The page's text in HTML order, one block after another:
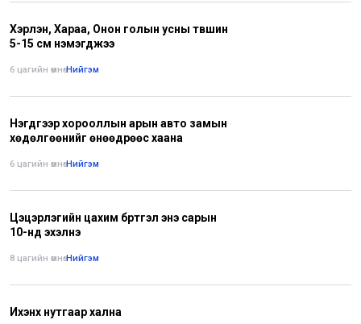
Хэрлэн, Хараа, Онон голын усны түвшин
5-15 см нэмэгджээ
6 цагийн өмнө•Нийгэм
Нэгдүгээр хорооллын арын авто замын
хөдөлгөөнийг өнөөдрөөс хаана
6 цагийн өмнө•Нийгэм
Цэцэрлэгийн цахим бүртгэл энэ сарын
10-нд эхэлнэ
8 цагийн өмнө•Нийгэм
Ихэнх нутгаар хална